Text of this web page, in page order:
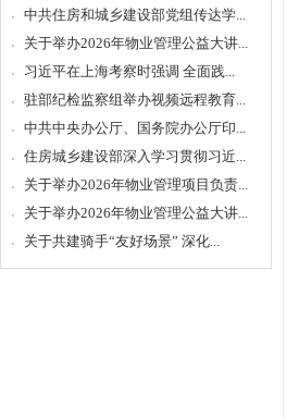
中共住房和城乡建设部党组传达学...
关于举办2026年物业管理公益大讲...
习近平在上海考察时强调 全面践...
驻部纪检监察组举办视频远程教育...
中共中央办公厅、国务院办公厅印...
住房城乡建设部深入学习贯彻习近...
关于举办2026年物业管理项目负责...
关于举办2026年物业管理公益大讲...
关于共建骑手“友好场景” 深化...